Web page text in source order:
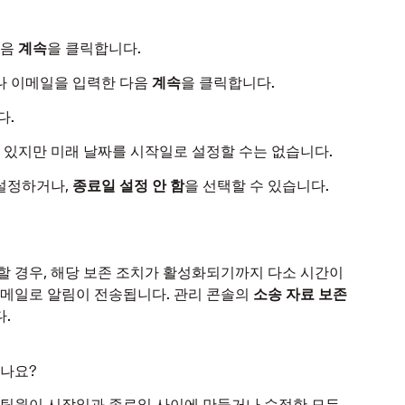
계속을 클릭합니다.
이메일을 입력한 다음 계속을 클릭합니다.
.
지만 미래 날짜를 시작일로 설정할 수는 없습니다.
정하거나, 종료일 설정 안 함을 선택할 수 있습니다.
경우, 해당 보존 조치가 활성화되기까지 다소 시간이
일로 알림이 전송됩니다. 관리 콘솔의 소송 자료 보존
.
요?